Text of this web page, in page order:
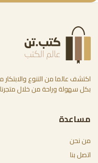
اكتشف عالما من التنوع
بكل سهولة وراحة من خلال متجرنا
مساعدة
من نحن
اتصل بنا